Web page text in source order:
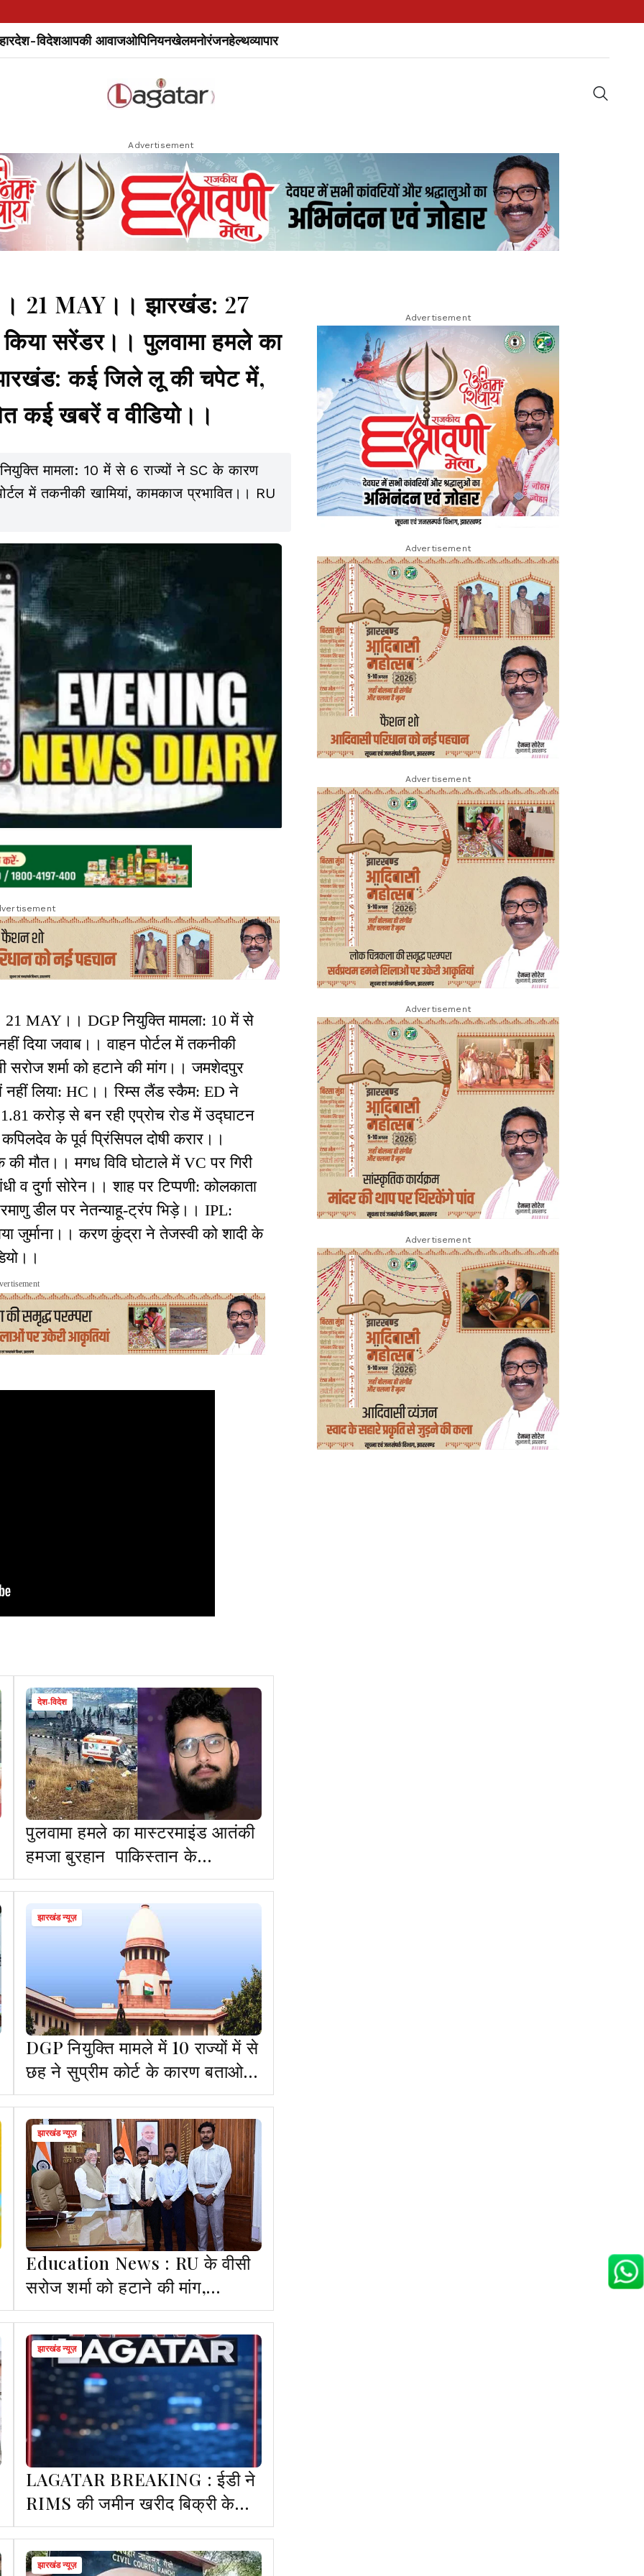
देश-विदेशआपकी आवाजओपिनियनखेलमनोरंजनहेल्थव्यापार
Advertisement
21 MAY।। झारखंड: 27
सरेंडर।। पुलवामा हमले का
कई जिले लू की चपेट में,
कई खबरें व वीडियो।।
मामला: 10 में से 6 राज्यों ने SC के कारण
में तकनीकी खामियां, कामकाज प्रभावित।। RU
MAY।। DGP नियुक्ति मामला: 10 में से
दिया जवाब।। वाहन पोर्टल में तकनीकी
सरोज शर्मा को हटाने की मांग।। जमशेदपुर
नहीं लिया: HC।। रिम्स लैंड स्कैम: ED ने
करोड़ से बन रही एप्रोच रोड में उद्घाटन
के पूर्व प्रिंसिपल दोषी करार।।
मौत।। मगध विवि घोटाले में VC पर गिरी
व दुर्गा सोरेन।। शाह पर टिप्पणी: कोलकाता
डील पर नेतन्याहू-ट्रंप भिड़े।। IPL:
जुर्माना।। करण कुंद्रा ने तेजस्वी को शादी के
देश-विदेश
पुलवामा हमले का मास्टरमाइंड आतंकी
हमजा बुरहान पाकिस्तान के
मुजफ्फराबाद में मार गिराया गया
झारखंड न्यूज़
DGP नियुक्ति मामले में 10 राज्यों में से
छह ने सुप्रीम कोर्ट के कारण बताओ
नोटिस का जवाब नहीं दिया
झारखंड न्यूज़
Education News : RU के वीसी
सरोज शर्मा को हटाने की मांग,
राज्यपाल से की शिकायत
झारखंड न्यूज़
LAGATAR BREAKING : ईडी ने
RIMS की जमीन खरीद बिक्री के
मामले में ECIR दर्ज कर जांच शुरू की
झारखंड न्यूज़
Advertisement
Advertisement
Advertisement
Advertisement
Advertisement